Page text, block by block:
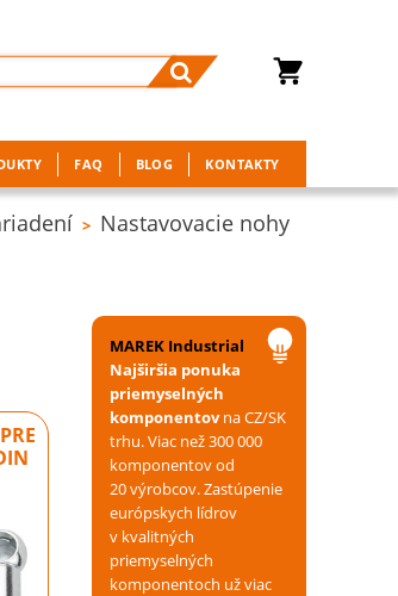
FAQ BLOG KONTAKTY
> Nastavovacie nohy
MAREK Industrial
Najširšia ponuka
priemyselných
komponentovna CZ/SK
trhu. Viac než 300 000
komponentov od
20 výrobcov. Zastúpenie
európskych lídrov
v kvalitných
priemyselných
komponentoch už viac